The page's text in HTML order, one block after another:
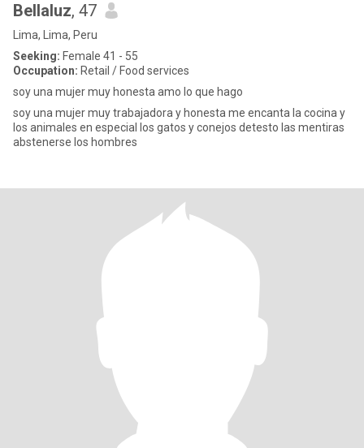
Bellaluz, 47
Lima, Lima, Peru
Seeking: Female 41 - 55
Occupation: Retail / Food services
soy una mujer muy honesta amo lo que hago
soy una mujer muy trabajadora y honesta me encanta la cocina y
los animales en especial los gatos y conejos detesto las mentiras
abstenerse los hombres